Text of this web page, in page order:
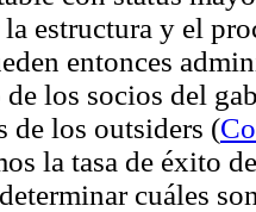
la estructura y el
entonces
los socios del
de los outsiders (
la tasa de éxito
cuáles